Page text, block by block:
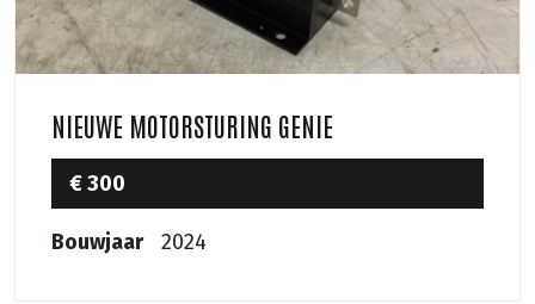
NIEUWE MOTORSTURING GENIE
€ 300
Bouwjaar 2024